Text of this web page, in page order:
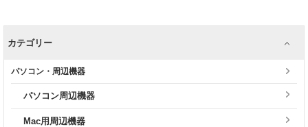
カテゴリー
パソコン・周辺機器
パソコン周辺機器
Mac用周辺機器